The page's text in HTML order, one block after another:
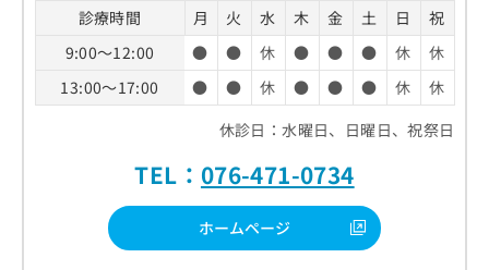
診療時間 月 火 水 木 金 土 日
祝
9:00～12:00
● ● 休 ● ● ● 休
休
13:00～17:00
● ● 休 ● ● ● 休
休
休診日：水曜日、日曜日、祝祭日
TEL： 076-471-0734
ホームページ